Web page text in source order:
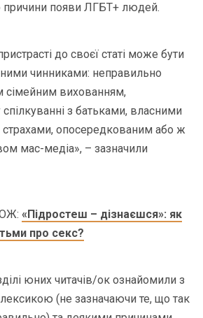
причини появи ЛГБТ+ людей.
до своєї статі може бути
чинниками: неправильно
сімейним вихованням,
з батьками, власними
опосередкованим або ж
мас-медіа», – зазначили
«Підростеш – дізнаєшся»: як
про секс?
юних читачів/ок ознайомили з
(не зазначаючи те, що так